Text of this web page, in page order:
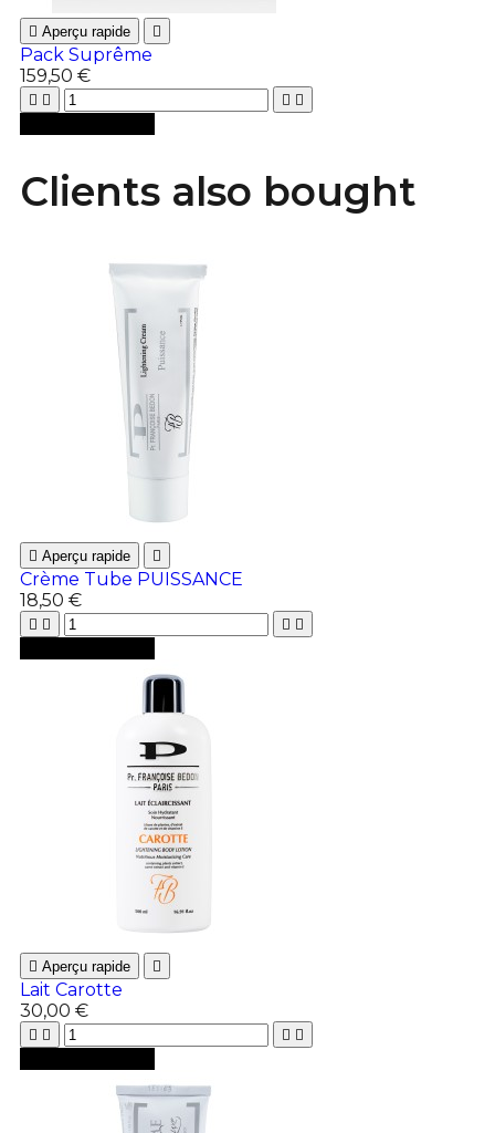
 Aperçu rapide 
Pack Suprême
159,50 €
   
Clients also bought
 Aperçu rapide 
Crème Tube PUISSANCE
18,50 €
   
 Aperçu rapide 
Lait Carotte
30,00 €
   